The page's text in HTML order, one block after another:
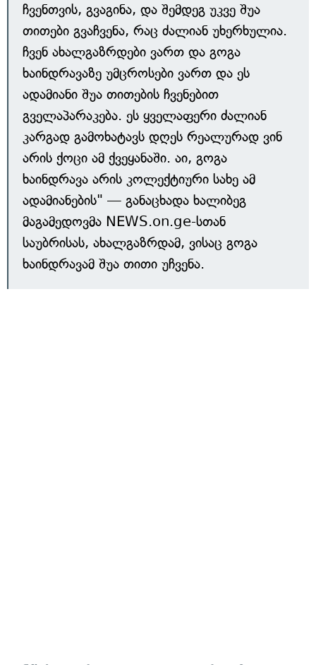
ჩვენთვის, გვაგინა, და შემდეგ უკვე შუა
თითები გვაჩვენა, რაც ძალიან უხერხულია.
ჩვენ ახალგაზრდები ვართ და გოგა
ხაინდრავაზე უმცროსები ვართ და ეს
ადამიანი შუა თითების ჩვენებით
გველაპარაკება. ეს ყველაფერი ძალიან
კარგად გამოხატავს დღეს რეალურად ვინ
არის ქოცი ამ ქვეყანაში. აი, გოგა
ხაინდრავა არის კოლექტიური სახე ამ
ადამიანების" — განაცხადა ხალიბეგ
მაგამედოვმა NEWS.on.ge-სთან
საუბრისას, ახალგაზრდამ, ვისაც გოგა
ხაინდრავამ შუა თითი უჩვენა.